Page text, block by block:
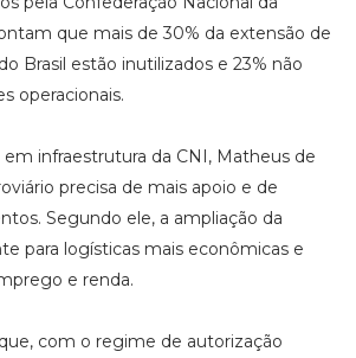
que mais de 30% da extensão de
Brasil estão inutilizados e 23% não
operacionais.
em infraestrutura da CNI, Matheus de
precisa de mais apoio e de
Segundo ele, a ampliação da
para logísticas mais econômicas e
e renda.
com o regime de autorização